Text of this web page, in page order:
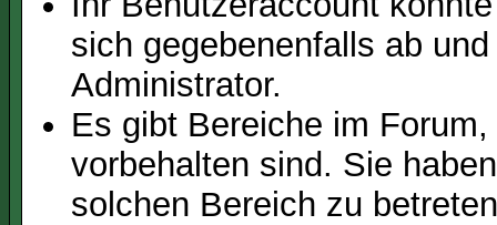
sich gegebenenfalls ab
Administrator.
Es gibt Bereiche im
vorbehalten sind. Sie
solchen Bereich zu